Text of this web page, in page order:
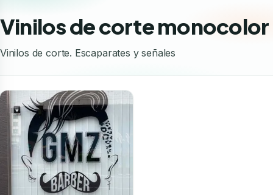
Vinilos de corte monocolor
Vinilos de corte. Escaparates y señales